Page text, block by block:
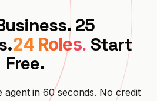
→
25
24 Roles. Start
Free.
agent in 60 seconds. No credit